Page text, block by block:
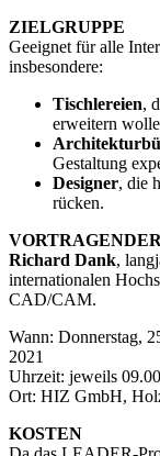
ZIELGRUPPE
Geeignet für alle
insbesondere:
Tischlereien,
erweitern
Gestaltung
Designer, die
rücken.
VORTRAGENDER
Richard Dank,
internationalen
CAD/CAM.
Wann: Donnerstag,
2021
Uhrzeit: jeweils
Ort: HIZ GmbH,
KOSTEN